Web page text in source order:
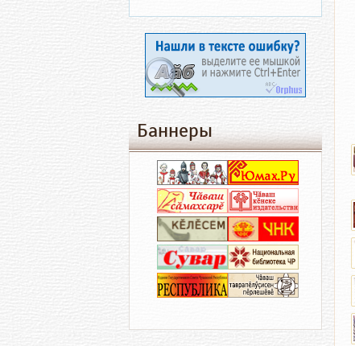
Баннеры